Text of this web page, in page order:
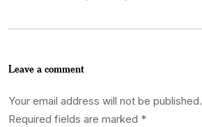
Leave a comment
Your email address will not be published.
Required fields are marked *